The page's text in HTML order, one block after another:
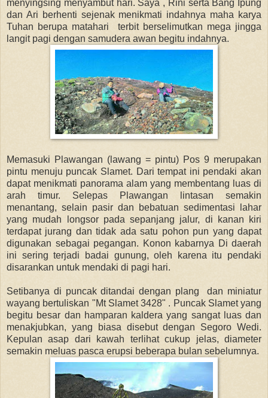
menyingsing menyambut hari. Saya , Rini serta Bang Ipung
dan Ari berhenti sejenak menikmati indahnya maha karya
Tuhan berupa matahari terbit berselimutkan mega jingga
langit pagi dengan samudera awan begitu indahnya.
Memasuki Plawangan (lawang = pintu) Pos 9 merupakan
pintu menuju puncak Slamet. Dari tempat ini pendaki akan
dapat menikmati panorama alam yang membentang luas di
arah timur. Selepas Plawangan lintasan semakin
menantang, selain pasir dan bebatuan sedimentasi lahar
yang mudah longsor pada sepanjang jalur, di kanan kiri
terdapat jurang dan tidak ada satu pohon pun yang dapat
digunakan sebagai pegangan. Konon kabarnya Di daerah
ini sering terjadi badai gunung, oleh karena itu pendaki
disarankan untuk mendaki di pagi hari.
Setibanya di puncak ditandai dengan plang dan miniatur
wayang bertuliskan "Mt Slamet 3428" . Puncak Slamet yang
begitu besar dan hamparan kaldera yang sangat luas dan
menakjubkan, yang biasa disebut dengan Segoro Wedi.
Kepulan asap dari kawah terlihat cukup jelas, diameter
semakin meluas pasca erupsi beberapa bulan sebelumnya.